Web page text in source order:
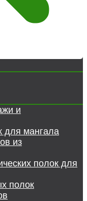
и
для мангала
из
полок для
полок